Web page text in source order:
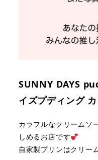
SUNNY DAYS
イズプディング カ
カラフルなクリームソ
しめるお店です
自家製プリンはクリー